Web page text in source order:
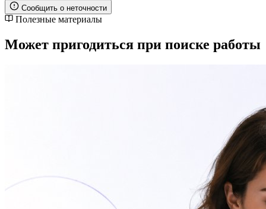
Сообщить о неточности
Полезные материалы
Может пригодиться при поиске работы